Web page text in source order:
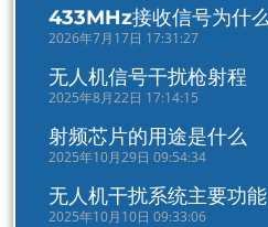
433MHz接收信号为什
2026年7月17日 17:31:27
无人机信号干扰枪射程
2025年8月22日 17:14:15
射频芯片的用途是什么
2025年10月29日 09:54:34
无人机干扰系统主要功能
2025年10月10日 09:33:06